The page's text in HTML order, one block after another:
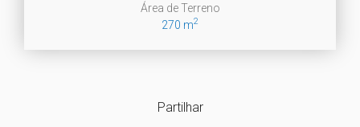
Área de Terreno
270 m2
Partilhar